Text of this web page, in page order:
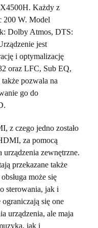
Każdy z
200 W. Model
Dolby Atmos, DTS:
jest
i optymalizację
oraz LFC, Sub EQ,
pozwala na
go do
z czego jedno zostało
za pomocą
urządzenia zewnętrzne.
przekazane także
może się
sterowania, jak i
się one
urządzenia, ale maja
jak i